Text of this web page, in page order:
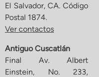
El Salvador, CA. Código
Postal 1874.
Ver contactos
Antiguo Cuscatlán
Final Av. Albert
Einstein, No. 233,